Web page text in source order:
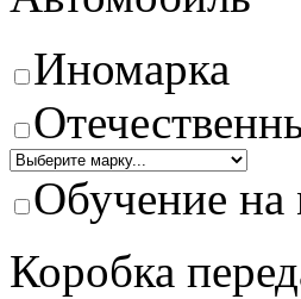
Иномарка
Обучение на
Коробка